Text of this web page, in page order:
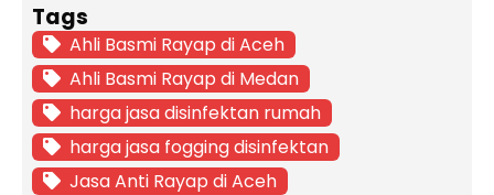
Tags
Ahli Basmi Rayap di Aceh
Ahli Basmi Rayap di Medan
harga jasa disinfektan rumah
harga jasa fogging disinfektan
Jasa Anti Rayap di Aceh